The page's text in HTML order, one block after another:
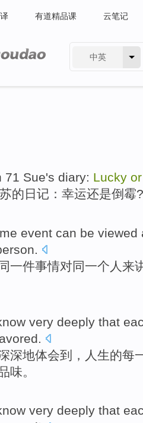
有道精品课 云笔记
中英
71 Sue's diary: Lucky or
苏的 日记 ： 幸运还是倒霉
event can be viewed
.
同一件事情对同一个人来
very deeply that
深地体会到，人生的每
味。
very deeply that